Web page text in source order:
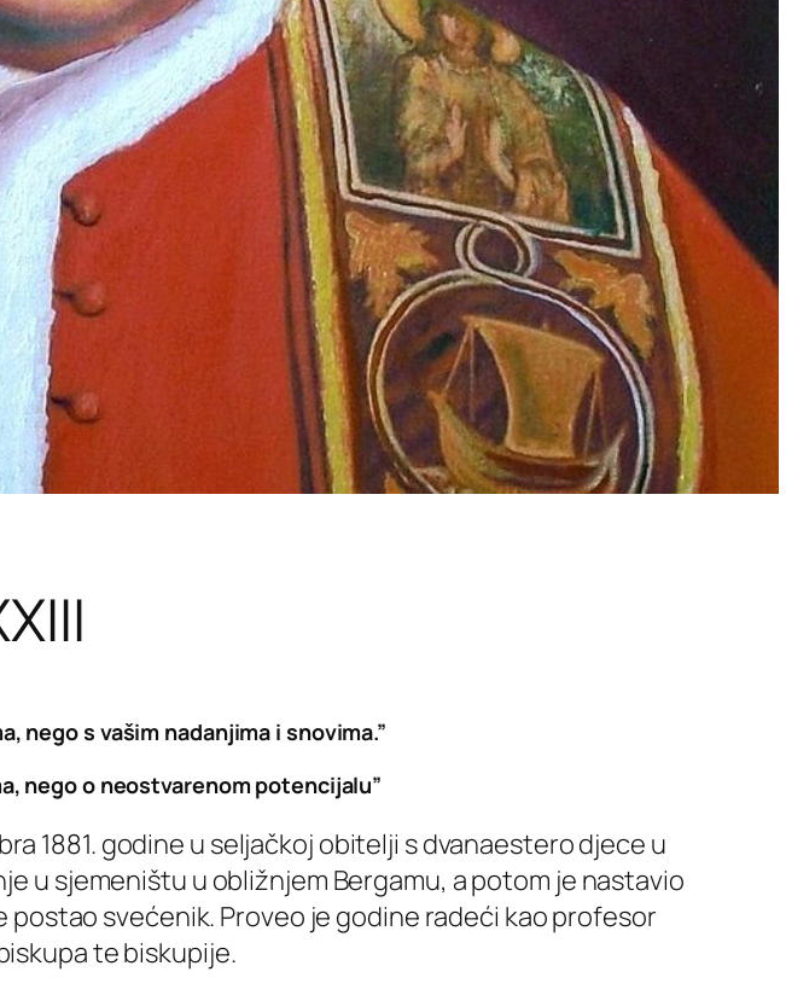
nego s vašim nadanjima i snovima.”
nego o neostvarenom potencijalu”
1881. godine u seljačkoj obitelji s dvanaestero djece u
u sjemeništu u obližnjem Bergamu, a potom je nastavio
svećenik. Proveo je godine radeći kao profesor
te biskupije.